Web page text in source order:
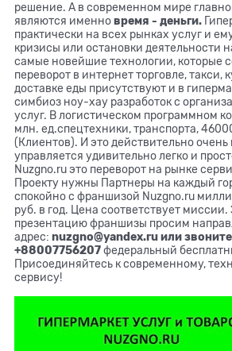
решение. А в современном мире
являются именновремя - деньги.
практически на всех рынках услуг и
кризисы или остановки деятельности
самые новейшие технологии, которые
переворот в интернет торговле, такси,
доставке еды присутствуют и в
симбиоз ноу-хау разработок с
услуг. В логистическом программном
млн. ед.спецтехники, транспорта,
(Клиентов). И это действительно
управляется удивительно легко и
Nuzgno.ru это переворот на рынке
Проекту нужны Партнеры на каждый
спокойно с франшизой Nuzgno.ru
руб. в год. Цена соответствует миссии.
презентацию франшизы просим
адрес: nuzgno@yandex.ru или
+88007756207федеральный
Присоединяйтесь к современному,
сервису!